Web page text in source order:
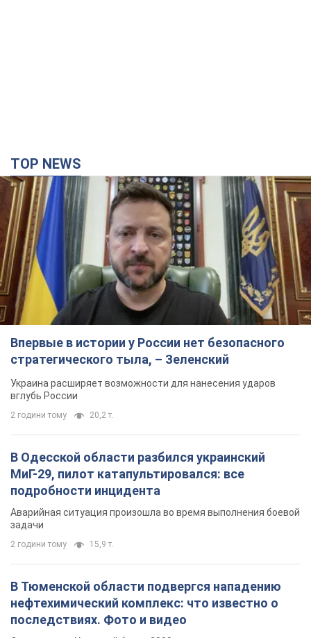
TOP NEWS
Впервые в истории у России нет безопасного
стратегического тыла, – Зеленский
Украина расширяет возможности для нанесения ударов
вглубь России
2 години тому 20,2 т.
В Одесской области разбился украинский
МиГ-29, пилот катапультировался: все
подробности инцидента
Аварийная ситуация произошла во время выполнения боевой
задачи
2 години тому 15,9 т.
В Тюменской области подвергся нападению
нефтехимический комплекс: что известно о
последствиях. Фото и видео